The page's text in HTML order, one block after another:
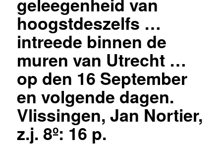
hoogstdeszelfs …
intreede binnen de
muren van Utrecht …
op den 16 September
en volgende dagen.
Vlissingen, Jan Nortier,
z.j. 8º: 16 p.